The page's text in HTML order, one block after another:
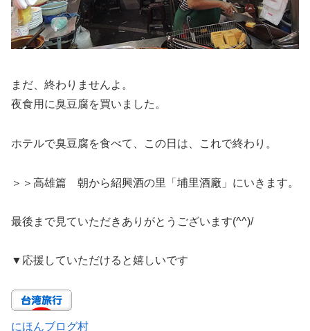
まだ、終わりませんよ。
夜食用に臭豆腐を買いました。
ホテルで臭豆腐を食べて、この日は、これで終わり。
＞＞高雄篇 朝から紹興酒の里「埔里酒廠」にいきます。
最後まで見ていただきありがとうございます(^^)/
▼ 応援していただけると嬉しいです
にほんブログ村